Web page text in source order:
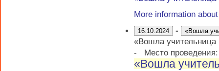
More information
16.10.2024 - «Вошла
«Вошла
-
Место
«Вошла